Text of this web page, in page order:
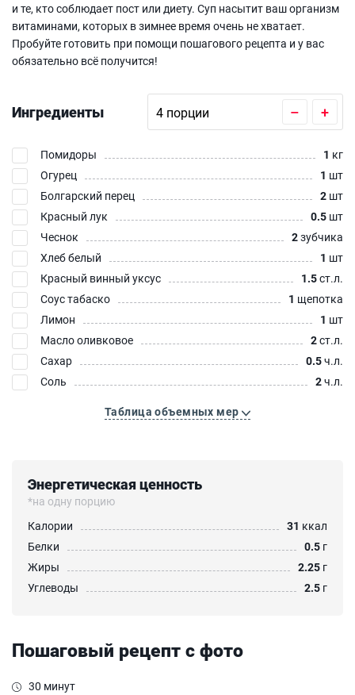
и те, кто соблюдает пост или диету. Суп насытит ваш организм
витаминами, которых в зимнее время очень не хватает.
Пробуйте готовить при помощи пошагового рецепта и у вас
обязательно всё получится!
Ингредиенты – +
Помидоры 1 кг
Огурец
1 шт
Болгарский перец
2 шт
Красный лук
0.5 шт
Чеснок
2зубчика
Хлеб белый
1 шт
Красный винный уксус
1.5ст.л.
Соус табаско
1 щепотка
Лимон
1 шт
Масло оливковое
2ст.л.
Сахар
0.5ч.л.
Соль
2ч.л.
Таблица объемных мер
Энергетическая ценность
*на одну порцию
Калории
31 ккал
Белки
0.5 г
Жиры
2.25 г
Углеводы
2.5 г
Пошаговый рецепт с фото
30 минут